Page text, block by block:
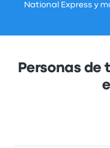
National Express y
Personas de